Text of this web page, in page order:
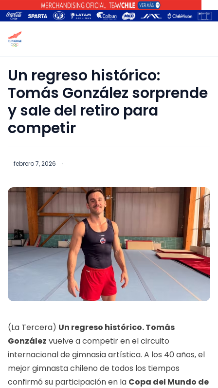
Un regreso histórico:
Tomás González sorprende
y sale del retiro para
competir
febrero 7, 2026 ·
(La Tercera) Un regreso histórico.Tomás
González vuelve a competir en el circuito
internacional de gimnasia artística. A los 40 años, el
mejor gimnasta chileno de todos los tiempos
confirmó su participación en la Copa del Mundo de